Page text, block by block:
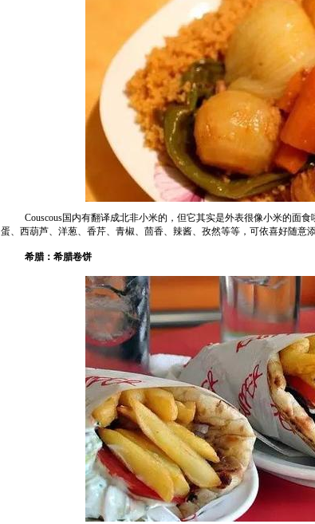
Couscous国内有翻译成北非小米的，但它其实是外表很像小米的面
蛋、西葫芦、洋葱、香芹、青椒、茴香、辣酱、孜然等等，可依喜好随意
希腊：希腊卷饼